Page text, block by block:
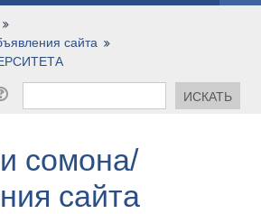
сайта
сомона/
сайта